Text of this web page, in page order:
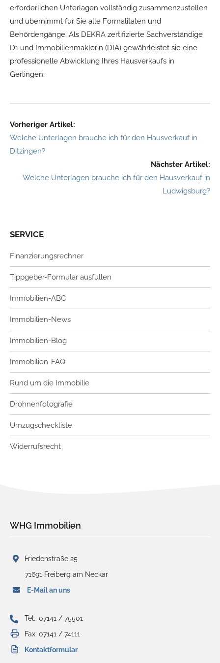
erforderlichen Unterlagen vollständig zusammenzustellen
und übernimmt für Sie alle Formalitäten und
Behördengänge. Als DEKRA zertifizierte Sachverständige
D1 und Immobilienmaklerin (DIA) gewährleistet sie eine
professionelle Abwicklung Ihres Hausverkaufs in
Gerlingen.
Vorheriger Artikel:
Welche Unterlagen brauche ich für den Hausverkauf in
Ditzingen?
Nächster Artikel:
Welche Unterlagen brauche ich für den Hausverkauf in
Ludwigsburg?
SERVICE
Finanzierungsrechner
Tippgeber-Formular ausfüllen
Immobilien-ABC
Immobilien-News
Immobilien-Blog
Immobilien-FAQ
Rund um die Immobilie
Drohnenfotografie
Umzugscheckliste
Widerrufsrecht
WHG Immobilien
Friedenstraße 25
71691 Freiberg am Neckar
E-Mail an uns
Tel.: 07141 / 75501
Fax: 07141 / 74111
Kontaktformular